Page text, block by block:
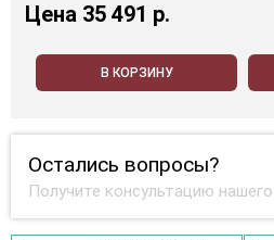
Цена 35 491 p.
В КОРЗИНУ
Остались вопросы?
Получите консультацию